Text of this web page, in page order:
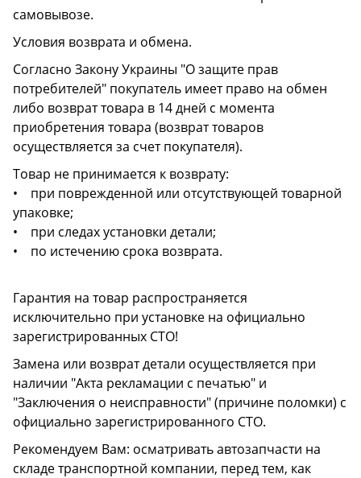
самовывозе.
Условия возврата и обмена.
Согласно Закону Украины "О защите прав
потребителей" покупатель имеет право на обмен
либо возврат товара в 14 дней с момента
приобретения товара (возврат товаров
осуществляется за счет покупателя).
Товар не принимается к возврату:
• при поврежденной или отсутствующей товарной
упаковке;
• при следах установки детали;
• по истечению срока возврата.
Гарантия на товар распространяется
исключительно при установке на официально
зарегистрированных СТО!
Замена или возврат детали осуществляется при
наличии "Акта рекламации с печатью" и
"Заключения о неисправности" (причине поломки) с
официально зарегистрированного СТО.
Рекомендуем Вам: осматривать автозапчасти на
складе транспортной компании, перед тем, как